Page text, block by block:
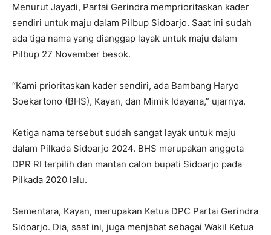
Menurut Jayadi, Partai Gerindra memprioritaskan kader
sendiri untuk maju dalam Pilbup Sidoarjo. Saat ini sudah
ada tiga nama yang dianggap layak untuk maju dalam
Pilbup 27 November besok.
“Kami prioritaskan kader sendiri, ada Bambang Haryo
Soekartono (BHS), Kayan, dan Mimik Idayana,” ujarnya.
Ketiga nama tersebut sudah sangat layak untuk maju
dalam Pilkada Sidoarjo 2024. BHS merupakan anggota
DPR RI terpilih dan mantan calon bupati Sidoarjo pada
Pilkada 2020 lalu.
Sementara, Kayan, merupakan Ketua DPC Partai Gerindra
Sidoarjo. Dia, saat ini, juga menjabat sebagai Wakil Ketua